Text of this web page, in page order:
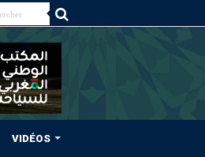
VIDÉOS